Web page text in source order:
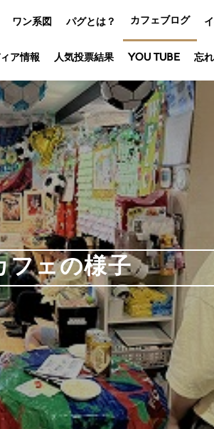
ワン系図 パグとは？ カフェブログ
アニ
ア情報 人気投票結果 YOU TUBE 忘
フェの様子